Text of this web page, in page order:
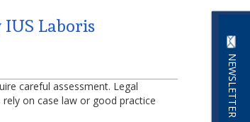
NEWSLETTER
Laboris
careful assessment. Legal
on case law or good practice